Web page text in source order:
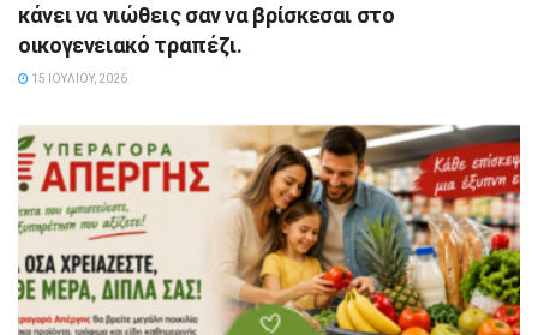
κάνει να νιώθεις σαν να βρίσκεσαι στο
οικογενειακό τραπέζι.
15 ΙΟΥΛΊΟΥ, 2026